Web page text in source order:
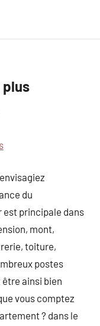
plus
du
principale dans
mont,
toiture,
postes
ainsi bien
vous comptez
? dans le